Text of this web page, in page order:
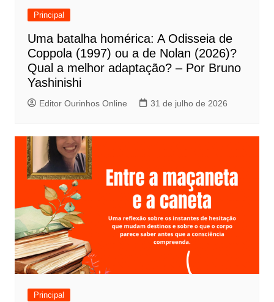
Principal
Uma batalha homérica: A Odisseia de
Coppola (1997) ou a de Nolan (2026)?
Qual a melhor adaptação? – Por Bruno
Yashinishi
Editor Ourinhos Online 31 de julho de 2026
Principal